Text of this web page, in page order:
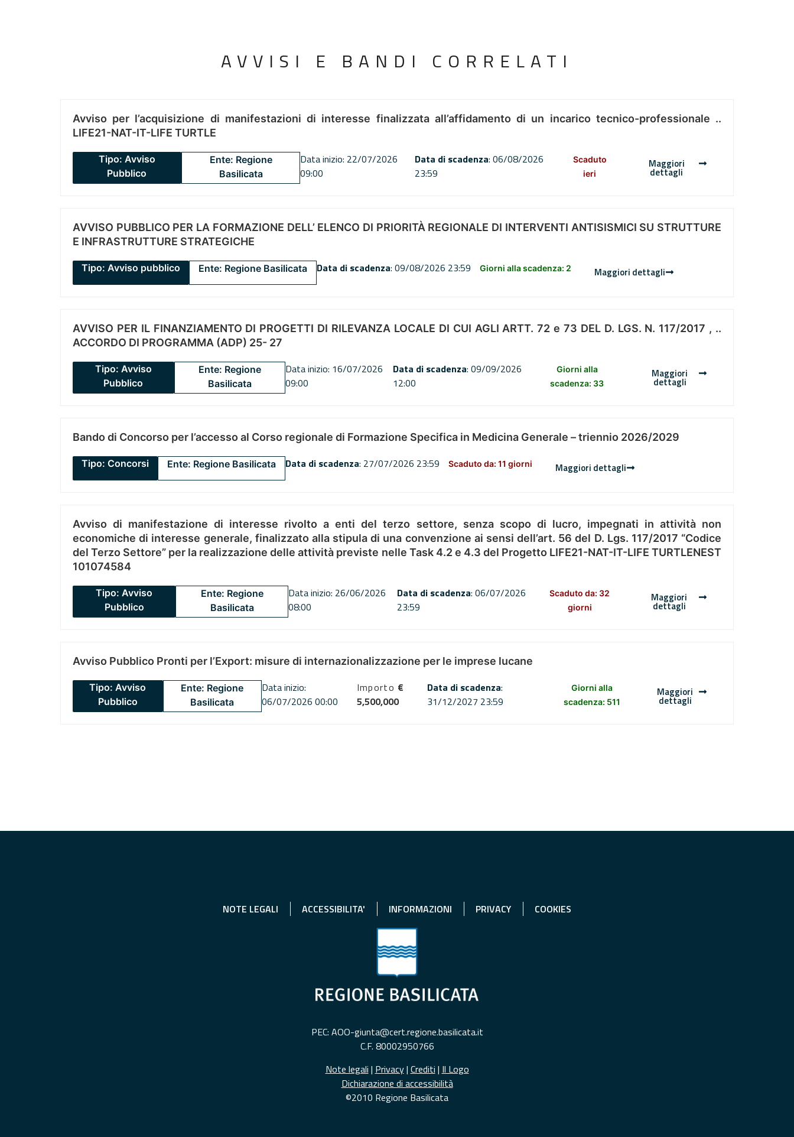
AVVISI E BANDI CORRELATI
Avviso per l’acquisizione di manifestazioni di interesse finalizzata all’affidamento di un incarico tecnico-professionale ..
LIFE21-NAT-IT-LIFE TURTLE
Tipo: Avviso
Pubblico
Ente: Regione
Basilicata
Data inizio: 22/07/2026
09:00
Data di scadenza: 06/08/2026
23:59
Scaduto
ieri
Maggiori
dettagli
AVVISO PUBBLICO PER LA FORMAZIONE DELL’ ELENCO DI PRIORITÀ REGIONALE DI INTERVENTI ANTISISMICI SU STRUTTURE
E INFRASTRUTTURE STRATEGICHE
Tipo: Avviso pubblico Ente: Regione Basilicata Data di scadenza: 09/08/2026 23:59 Giorni alla scadenza: 2 Maggiori dettagli
AVVISO PER IL FINANZIAMENTO DI PROGETTI DI RILEVANZA LOCALE DI CUI AGLI ARTT. 72 e 73 DEL D. LGS. N. 117/2017 , ..
ACCORDO DI PROGRAMMA (ADP) 25- 27
Tipo: Avviso
Pubblico
Ente: Regione
Basilicata
Data inizio: 16/07/2026
09:00
Data di scadenza: 09/09/2026
12:00
Giorni alla
scadenza: 33
Maggiori
dettagli
Bando di Concorso per l’accesso al Corso regionale di Formazione Specifica in Medicina Generale – triennio 2026/2029
Tipo: Concorsi Ente: Regione Basilicata Data di scadenza: 27/07/2026 23:59 Scaduto da: 11 giorni Maggiori dettagli
Avviso di manifestazione di interesse rivolto a enti del terzo settore, senza scopo di lucro, impegnati in attività non
economiche di interesse generale, finalizzato alla stipula di una convenzione ai sensi dell’art. 56 del D. Lgs. 117/2017 “Codice
del Terzo Settore” per la realizzazione delle attività previste nelle Task 4.2 e 4.3 del Progetto LIFE21-NAT-IT-LIFE TURTLENEST
101074584
Tipo: Avviso
Pubblico
Ente: Regione
Basilicata
Data inizio: 26/06/2026
08:00
Data di scadenza: 06/07/2026
23:59
Scaduto da: 32
giorni
Maggiori
dettagli
Avviso Pubblico Pronti per l’Export: misure di internazionalizzazione per le imprese lucane
Tipo: Avviso
Pubblico
Ente: Regione
Basilicata
Data inizio:
06/07/2026 00:00
Importo €
5,500,000
Data di scadenza:
31/12/2027 23:59
Giorni alla
scadenza: 511
Maggiori
dettagli
NOTE LEGALI ACCESSIBILITA' INFORMAZIONI PRIVACY COOKIES
PEC: AOO-giunta@cert.regione.basilicata.it
C.F. 80002950766
Note legali | Privacy| Crediti | Il Logo
Dichiarazione di accessibilità
©2010 Regione Basilicata